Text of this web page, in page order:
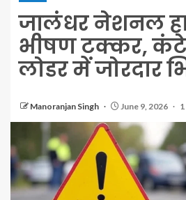
जालंधर नेशनल
भीषण टक्कर,
लोडर में जोरदार
Manoranjan Singh June 9, 2026